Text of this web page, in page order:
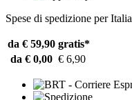
Spese di spedizione per Italia
da € 59,90 gratis*
da € 0,00 € 6,90